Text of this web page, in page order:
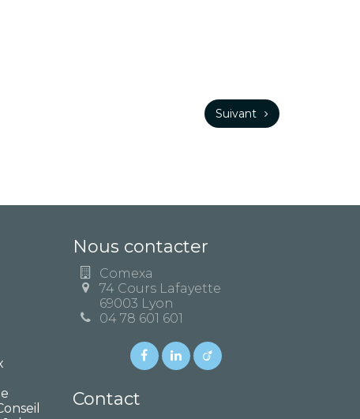
Suivant
Nous contacter
Comexa
74 Cours Lafayette
69003 Lyon
04 78 601 601
Contact